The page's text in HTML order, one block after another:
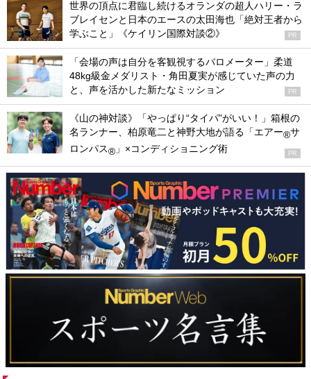
世界の頂点に君臨し続けるオランダの超人ハリー・ラ
ブレイセンと日本のエースの太田海也「絶対王者から
学ぶこと」《ケイリン国際対談②》
PR
「会場の声は自分を客観視するバロメーター」柔道
48kg級金メダリスト・角田夏実が感じていた声の力
と、声を活かした新たなミッション
PR
《山の神対談》「やっぱり“タイパ”がいい！」箱根の
名ランナー、柏原竜二と神野大地が語る「エアー®サ
ロンパス® 」×コンディショニング術 PR